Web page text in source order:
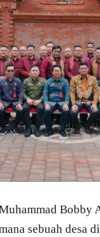
Bobby
sebuah desa